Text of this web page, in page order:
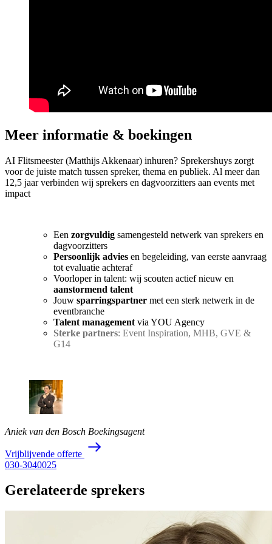
Meer informatie & boekingen
AI Flitsmeester (Matthijs Akkenaar) inhuren? Sprekershuys zorgt
voor de juiste match tussen spreker, thema en publiek. Al meer dan
12,5 jaar verbinden wij sprekers en dagvoorzitters aan events met
impact
Een zorgvuldig samengesteld netwerk van sprekers en
dagvoorzitters
Persoonlijk advies en begeleiding, van eerste aanvraag
tot evaluatie achteraf
Voorloper in talent: wij scouten actief nieuw en
aanstormend talent
Jouw sparringspartner met een sterk netwerk in de
eventbranche
Talent management via YOU Agency
Sterke partners: Event Inspiration, MHB, GVE &
G14
Aniek van den Bosch Boekingsagent
Vrijblijvende offerte
030-3040025
Gerelateerde sprekers